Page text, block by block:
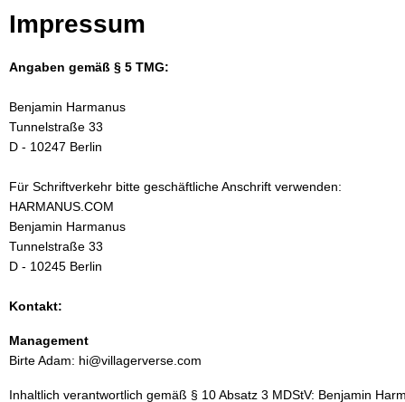
Impressum
Angaben gemäß § 5 TMG:
Benjamin Harmanus
Tunnelstraße 33
D - 10247 Berlin
Für Schriftverkehr bitte geschäftliche Anschrift verwenden:
HARMANUS.COM
Benjamin Harmanus
Tunnelstraße 33
D - 10245 Berlin
Kontakt:
Management
Birte Adam: hi@villagerverse.com
Inhaltlich verantwortlich gemäß § 10 Absatz 3 MDStV: Benjamin